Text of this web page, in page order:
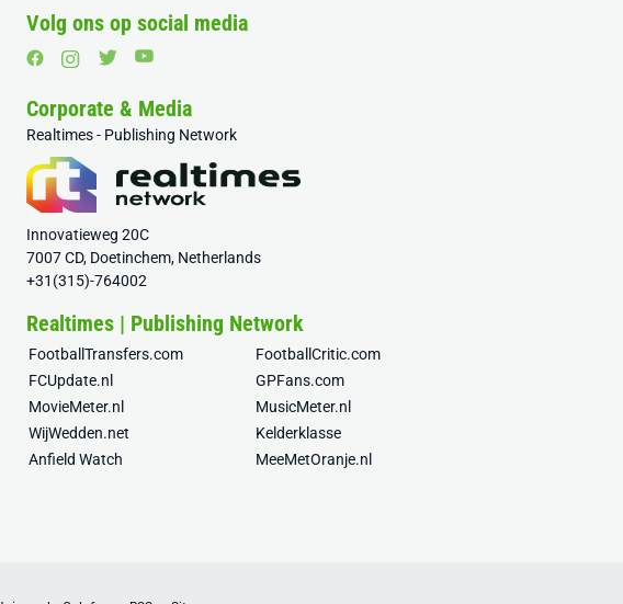
Volg ons op social media
Corporate & Media
Realtimes - Publishing Network
Innovatieweg 20C
7007 CD, Doetinchem, Netherlands
+31(315)-764002
Realtimes | Publishing Network
FootballTransfers.com
FootballCritic.com
FCUpdate.nl
GPFans.com
MovieMeter.nl
MusicMeter.nl
WijWedden.net
Kelderklasse
Anfield Watch
MeeMetOranje.nl